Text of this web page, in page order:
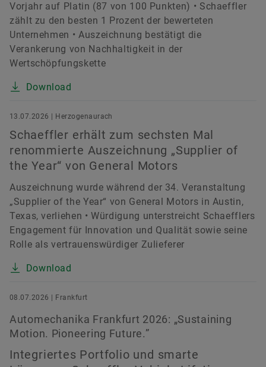
Vorjahr auf Platin (87 von 100 Punkten) • Schaeffler
zählt zu den besten 1 Prozent der bewerteten
Unternehmen • Auszeichnung bestätigt die
Verankerung von Nachhaltigkeit in der
Wertschöpfungskette
Download
13.07.2026 | Herzogenaurach
Schaeffler erhält zum sechsten Mal
renommierte Auszeichnung „Supplier of
the Year“ von General Motors
Auszeichnung wurde während der 34. Veranstaltung
„Supplier of the Year“ von General Motors in Austin,
Texas, verliehen • Würdigung unterstreicht Schaefflers
Engagement für Innovation und Qualität sowie seine
Rolle als vertrauenswürdiger Zulieferer
Download
08.07.2026 | Frankfurt
Automechanika Frankfurt 2026: „Sustaining
Motion. Pioneering Future.”
Integriertes Portfolio und smarte